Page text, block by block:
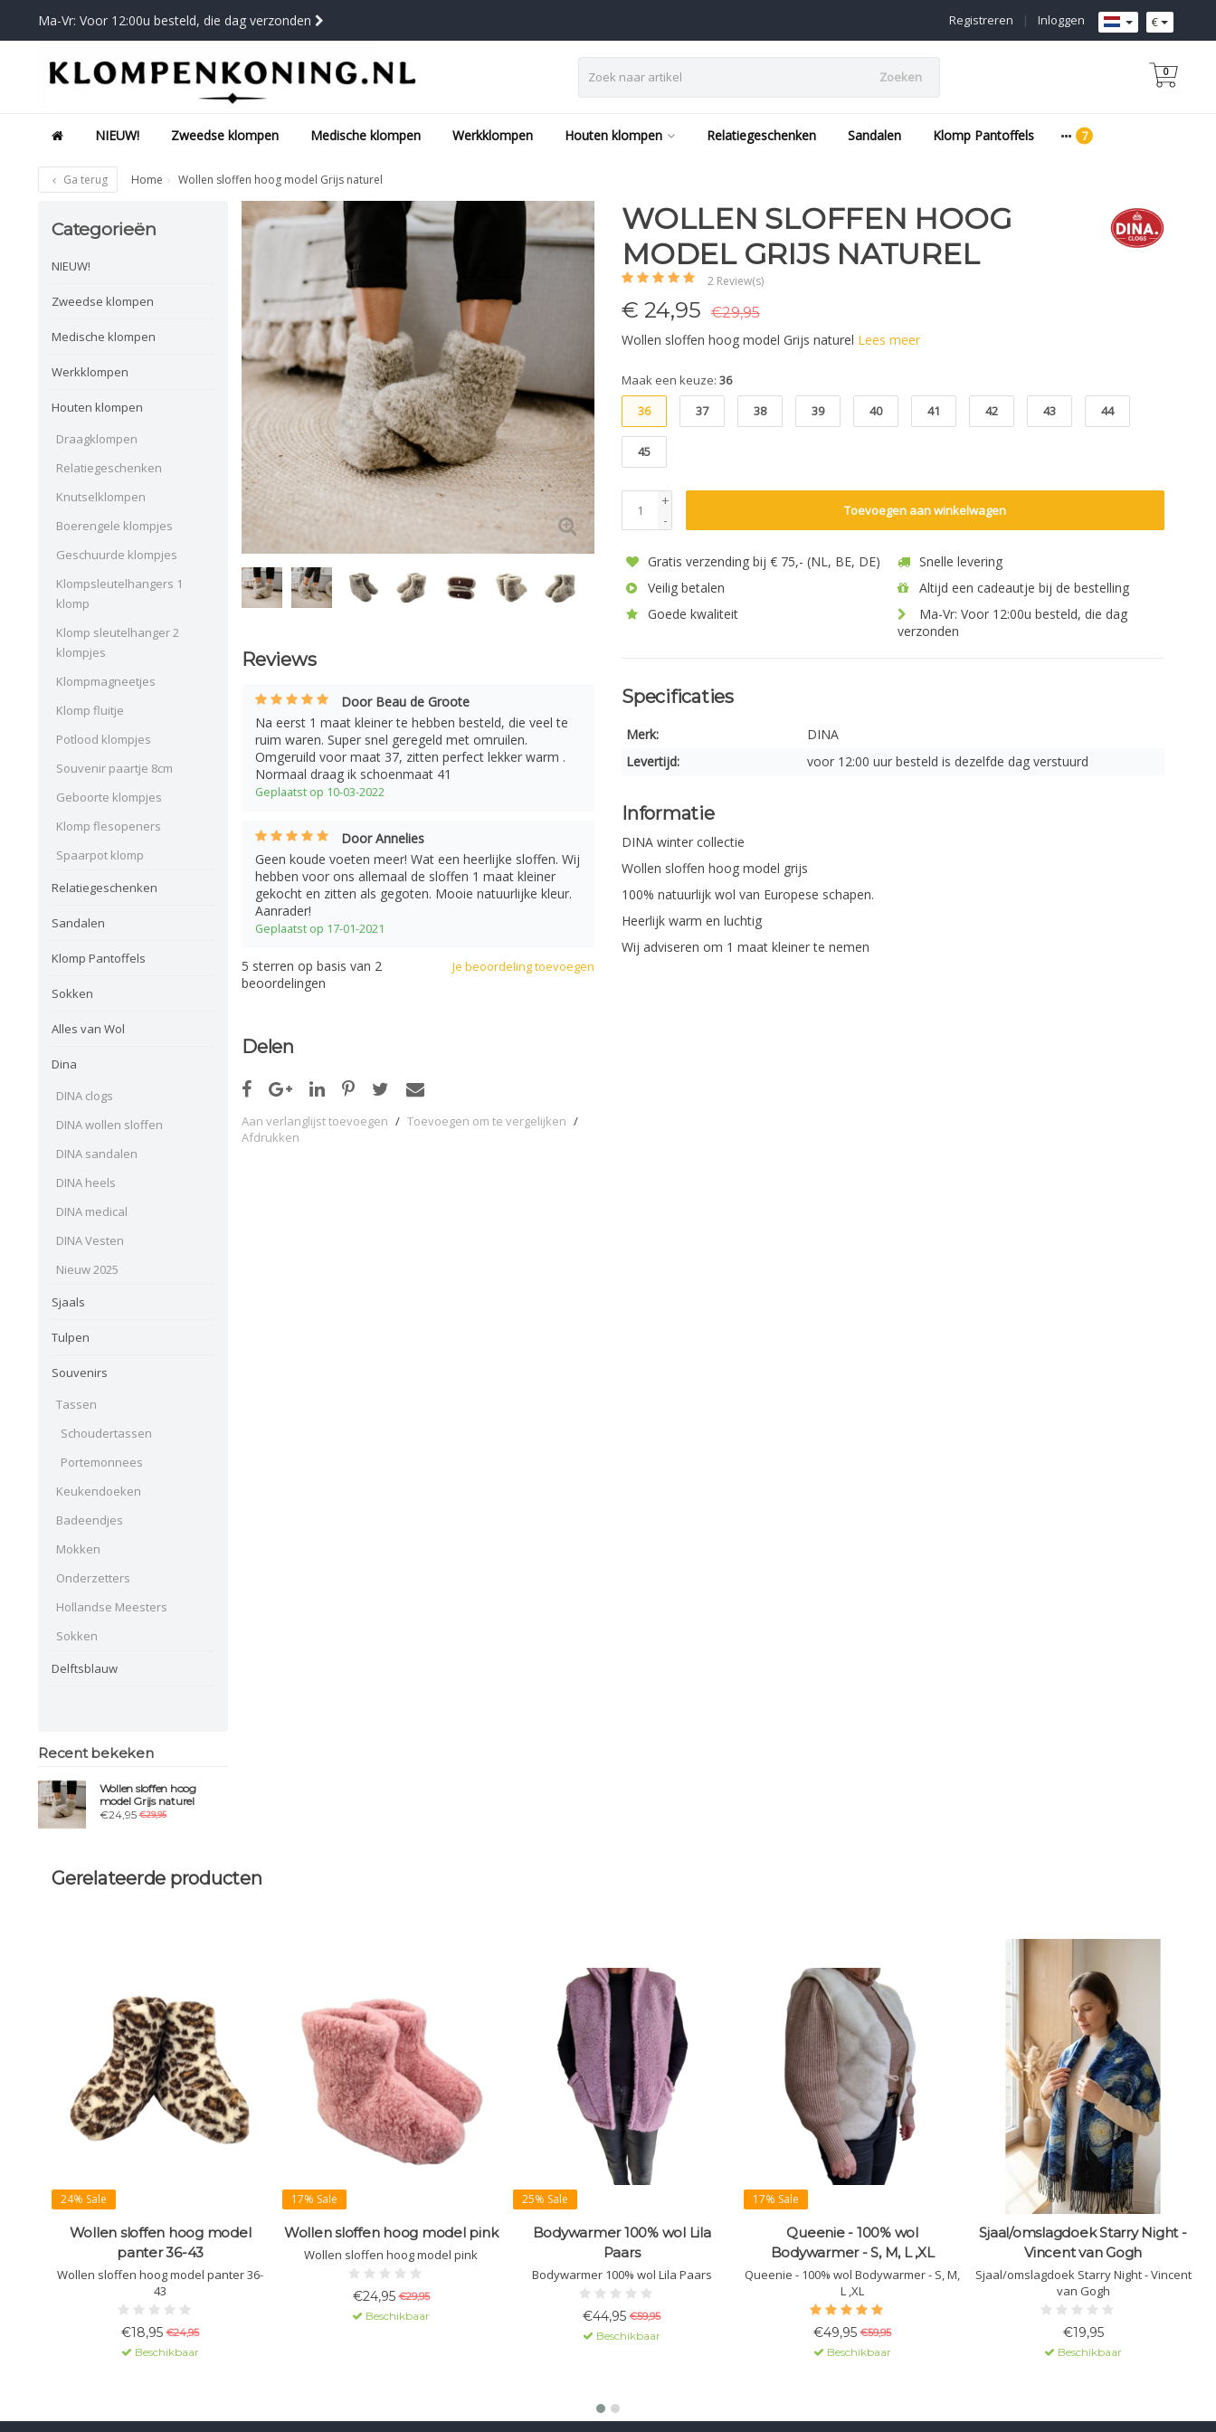
Ma-Vr: Voor 12:00u besteld, die dag verzonden €
Inloggen
|
Registreren
Zoeken 0
NIEUW! Zweedse klompen Medische klompen Werkklompen Houten klompen Relatiegeschenken Sandalen Klomp Pantoffels
Ga terug Home Wollen sloffen hoog model Grijs naturel
Categorieën
NIEUW!
Zweedse klompen
Medische klompen
Werkklompen
Houten klompen
Draagklompen
Relatiegeschenken
Knutselklompen
Boerengele klompjes
Geschuurde klompjes
Klompsleutelhangers 1
klomp
Klomp sleutelhanger 2
klompjes
Klompmagneetjes
Klomp fluitje
Potlood klompjes
Souvenir paartje 8cm
Geboorte klompjes
Klomp flesopeners
Spaarpot klomp
Relatiegeschenken
Sandalen
Klomp Pantoffels
Sokken
Alles van Wol
Dina
DINA clogs
DINA wollen sloffen
DINA sandalen
DINA heels
DINA medical
DINA Vesten
Nieuw 2025
Sjaals
Tulpen
Souvenirs
Tassen
Schoudertassen
Portemonnees
Keukendoeken
Badeendjes
Mokken
Onderzetters
Hollandse Meesters
Sokken
Delftsblauw
Recent bekeken
Wollen sloffen hoog
model Grijs naturel
€24,95€29,95
Reviews
Door Beau de Groote
Na eerst 1 maat kleiner te hebben besteld, die veel te
ruim waren. Super snel geregeld met omruilen.
Omgeruild voor maat 37, zitten perfect lekker warm .
Normaal draag ik schoenmaat 41
Geplaatst op 10-03-2022
Door Annelies
Geen koude voeten meer! Wat een heerlijke sloffen. Wij
hebben voor ons allemaal de sloffen 1 maat kleiner
gekocht en zitten als gegoten. Mooie natuurlijke kleur.
Aanrader!
Geplaatst op 17-01-2021
Je beoordeling toevoegen
5 sterren op basis van 2
beoordelingen
Delen
Aan verlanglijst toevoegen / Toevoegen om te vergelijken /
Afdrukken
WOLLEN SLOFFEN HOOG
MODEL GRIJS NATUREL
2 Review(s)
€ 24,95
€29,95
Wollen sloffen hoog model Grijs naturel Lees meer
Maak een keuze: 36
36
37 38 39 40 41 42 43 44
45
+
-
Toevoegen aan winkelwagen
Gratis verzending bij € 75,- (NL, BE, DE)
Snelle levering
Veilig betalen
Altijd een cadeautje bij de bestelling
Goede kwaliteit
Ma-Vr: Voor 12:00u besteld, die dag
verzonden
Specificaties
Merk:
DINA
Levertijd:
voor 12:00 uur besteld is dezelfde dag verstuurd
Informatie
DINA winter collectie
Wollen sloffen hoog model grijs
100% natuurlijk wol van Europese schapen.
Heerlijk warm en luchtig
Wij adviseren om 1 maat kleiner te nemen
Gerelateerde producten
24% Sale
Wollen sloffen hoog model
panter 36-43
Wollen sloffen hoog model panter 36-
43
€18,95 €24,95
Beschikbaar
17% Sale
Wollen sloffen hoog model pink
Wollen sloffen hoog model pink
€24,95 €29,95
Beschikbaar
25% Sale
Bodywarmer 100% wol Lila
Paars
Bodywarmer 100% wol Lila Paars
€44,95 €59,95
Beschikbaar
17% Sale
Queenie - 100% wol
Bodywarmer - S, M, L ,XL
Queenie - 100% wol Bodywarmer - S, M,
L ,XL
€49,95 €59,95
Beschikbaar
Sjaal/omslagdoek Starry Night -
Vincent van Gogh
Sjaal/omslagdoek Starry Night - Vincent
van Gogh
€19,95
Beschikbaar